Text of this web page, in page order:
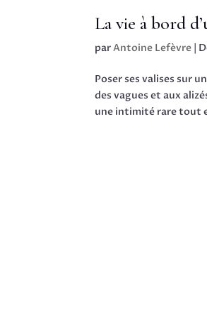
La vie à bord
parAntoine Lefèvre
Poser ses valises sur
des vagues et aux
une intimité rare tout